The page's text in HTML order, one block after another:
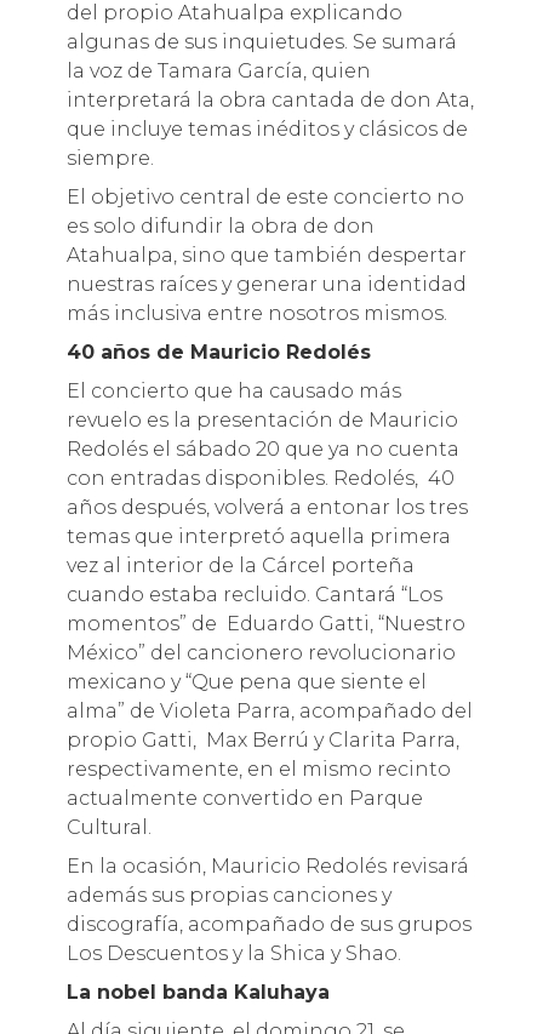
del propio Atahualpa explicando
algunas de sus inquietudes. Se sumará
la voz de Tamara García, quien
interpretará la obra cantada de don Ata,
que incluye temas inéditos y clásicos de
siempre.
El objetivo central de este concierto no
es solo difundir la obra de don
Atahualpa, sino que también despertar
nuestras raíces y generar una identidad
más inclusiva entre nosotros mismos.
40 años de Mauricio Redolés
El concierto que ha causado más
revuelo es la presentación de Mauricio
Redolés el sábado 20 que ya no cuenta
con entradas disponibles. Redolés, 40
años después, volverá a entonar los tres
temas que interpretó aquella primera
vez al interior de la Cárcel porteña
cuando estaba recluido. Cantará “Los
momentos” de Eduardo Gatti, “Nuestro
México” del cancionero revolucionario
mexicano y “Que pena que siente el
alma” de Violeta Parra, acompañado del
propio Gatti, Max Berrú y Clarita Parra,
respectivamente, en el mismo recinto
actualmente convertido en Parque
Cultural.
En la ocasión, Mauricio Redolés revisará
además sus propias canciones y
discografía, acompañado de sus grupos
Los Descuentos y la Shica y Shao.
La nobel banda Kaluhaya